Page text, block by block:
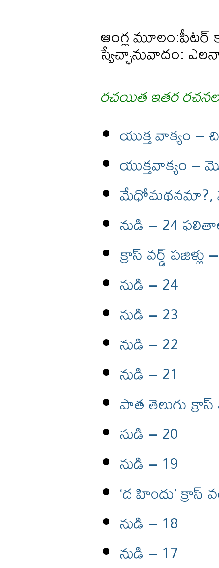
ఆంగ్ల
స్వేచ్ఛానువాదం:
రచయిత ఇతర
యుక్త వాక్యం –
యుక్తవాక్యం
నుడి – 24
క్రాస్ వర్డ్ పజిళ్లు
నుడి – 24
నుడి – 23
నుడి – 22
నుడి – 21
పాత తెలుగు
నుడి – 20
నుడి – 19
‘ద హిందు’ క్రాస్
నుడి – 18
నుడి – 17